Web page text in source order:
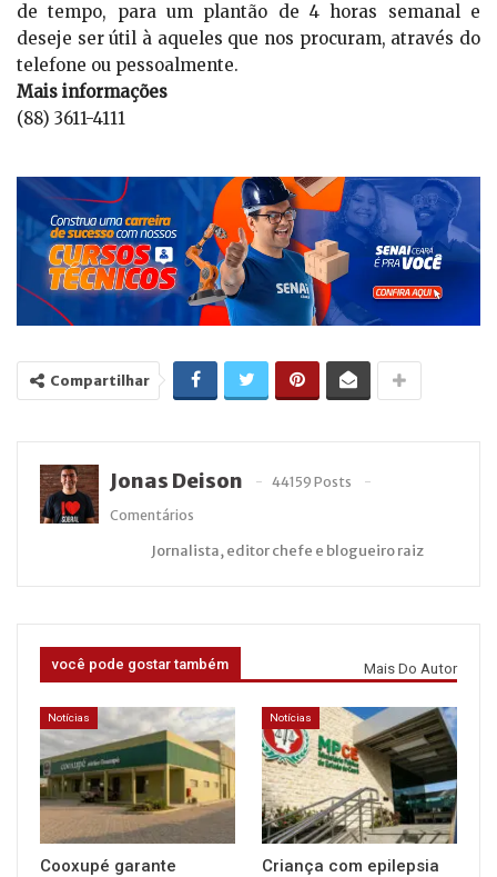
de tempo, para um plantão de 4 horas semanal e
deseje ser útil à aqueles que nos procuram, através do
telefone ou pessoalmente.
Mais informações
(88) 3611-4111
Compartilhar
Jonas Deison
44159 Posts
Comentários
Jornalista, editor chefe e blogueiro raiz
você pode gostar também Mais Do Autor
Notícias
Cooxupé garante
Notícias
Criança com epilepsia